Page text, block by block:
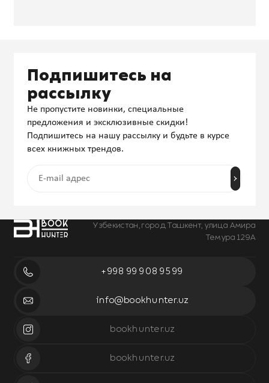
Узбекистан, город Ташкент, улица Амира
Темура 129А
+998 99 908 95 99
info@bookhunter.uz
bookhunter.uz
bookhunter.uz
Подпишитесь на
рассылку
Не пропустите новинки, специальные
предложения и эксклюзивные скидки!
Подпишитесь на нашу рассылку и будьте в курсе
всех книжных трендов.